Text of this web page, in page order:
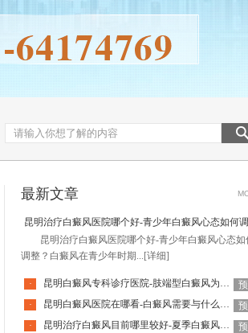
最新文章
昆明治疗白癜风医院哪个好-青少年白癜风心态如何
昆明治疗白癜风医院哪个好-青少年白癜风心态如
调整？白癜风在青少年时期... [详细]
· 昆明白癜风专科诊疗医院-肢端型白癜风为什么难治呢
·
昆明白癜风医院在哪看-白癜风需要与什么皮肤病做鉴别
·
昆明治疗白癜风目前哪里较好-夏季白癜风护理有什么特殊要点